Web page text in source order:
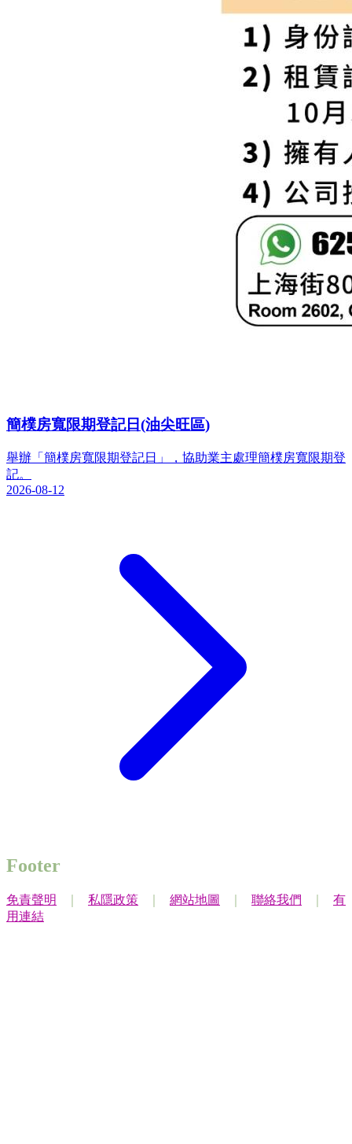
簡樸房寬限期登記日(油尖旺區)
舉辦「簡樸房寬限期登記日」，協助業主處理簡樸房寬限期登
記。
2026-08-12
Footer
免責聲明 私隱政策 網站地圖 聯絡我們
有
用連結